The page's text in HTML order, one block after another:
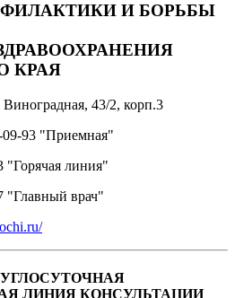
И БОРЬБЫ
КРАЯ
43/2, корп.3
09-93 "Приемная"
"Горячая линия"
"Главный врач"
ЛИНИЯ КОНСУЛЬТАЦИИ